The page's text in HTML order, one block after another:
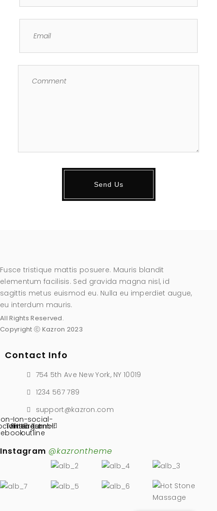
Fusce tristique mattis posuere. Mauris blandit
elementum facilisis. Sed gravida magna nisl, id
sagittis metus euismod eu. Nulla eu imperdiet augue,
eu interdum mauris.
All Rights Reserved.
Copyright ⓒ Kazron 2023
Contact Info
754 5th Ave New York, NY 10019
1234 567 789
support@kazron.com
Twitter
Pinterest
Ion-social-
instagram-
outline
Tumblr
Instagram @kazrontheme